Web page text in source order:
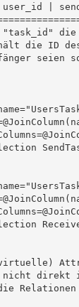
|
die ID
seien
nicht direkt